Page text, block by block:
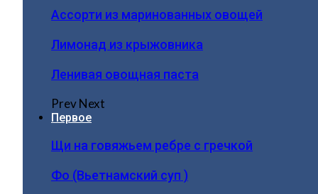
Ассорти из маринованных овощей
Лимонад из крыжовника
Ленивая овощная паста
PrevNext
Первое
Щи на говяжьем ребре с гречкой
Фо (Вьетнамский суп )